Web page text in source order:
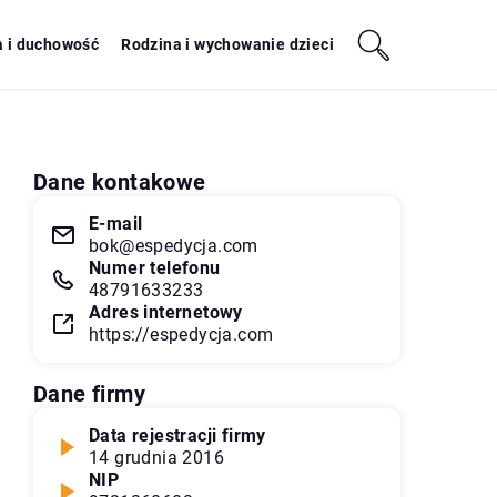
i duchowość Rodzina i wychowanie dzieci
Dane kontakowe
E-mail
bok@espedycja.com
Numer telefonu
48791633233
Adres internetowy
https://espedycja.com
Dane firmy
Data rejestracji firmy
14 grudnia 2016
NIP